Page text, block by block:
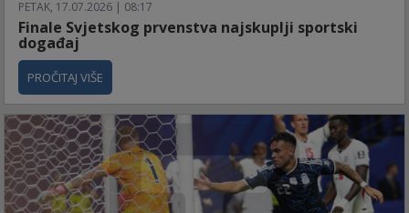
PETAK, 17.07.2026 | 08:17
Finale Svjetskog prvenstva najskuplji sportski
događaj
PROČITAJ VIŠE